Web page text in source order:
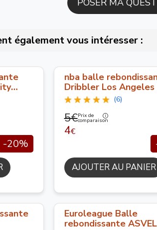
également vous intéresser :
-20%
nba balle
Dribbler Los Angeles
(6)
5€Prix de
comparaison
4€
AJOUTER AU PANIER
Euroleague Balle
rebondissante ASVEL